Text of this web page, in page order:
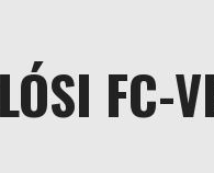
FC-